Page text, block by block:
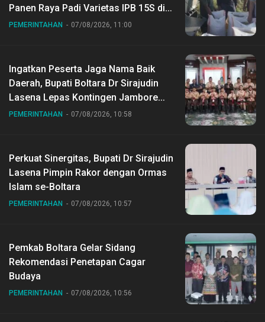
Panen Raya Padi Varietas IPB 15S di
Desa Gihang
PEMERINTAHAN 07/08/2026, 11:00
Ingatkan Peserta Jaga Nama Baik
Daerah, Bupati Boltara Dr Sirajudin
Lasena Lepas Kontingen Jambore
Nasional ke XII di Buperta Cibubur
PEMERINTAHAN 07/08/2026, 10:58
Perkuat Sinergitas, Bupati Dr Sirajudin
Lasena Pimpin Rakor dengan Ormas
Islam se-Boltara
PEMERINTAHAN 07/08/2026, 10:57
Pemkab Boltara Gelar Sidang
Rekomendasi Penetapan Cagar
Budaya
PEMERINTAHAN 07/08/2026, 10:56